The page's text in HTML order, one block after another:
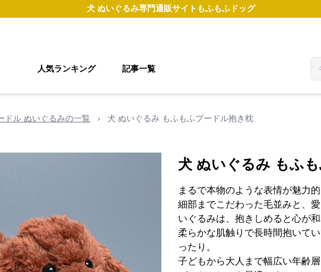
犬 ぬいぐるみ専門通販サイト もふもふドッグ
人気ランキング 記事一覧
ドル ぬいぐるみの一覧 › 犬 ぬいぐるみ もふもふプードル抱き枕
犬 ぬいぐるみ もふ
まるで本物のような表情が魅力
細部までこだわった毛並みと、
いぐるみは、抱きしめると心が和
柔らかな肌触りで長時間抱いて
ったり。
子どもから大人まで幅広い年齢